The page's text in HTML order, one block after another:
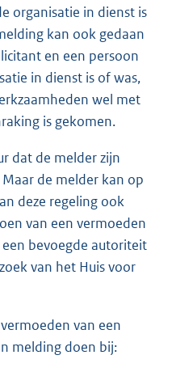
organisatie in dienst is
kan ook gedaan
en een persoon
in dienst is of was,
wel met
is gekomen.
dat de melder zijn
de melder kan op
deze regeling ook
van een vermoeden
bevoegde autoriteit
van het Huis voor
van een
melding doen bij: